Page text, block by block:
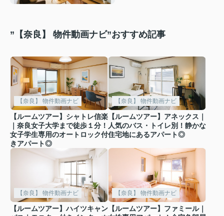
”【奈良】 物件動画ナビ”おすすめ記事
【奈良】 物件動画ナビ
【ルームツアー】シャトレ信楽
｜奈良女子大学まで徒歩１分！
女子学生専用のオートロック付
きアパート◎
【奈良】 物件動画ナビ
【ルームツアー】アネックス｜
人気のバス・トイレ別！静かな
住宅地にあるアパート◎
【奈良】 物件動画ナビ
【ルームツアー】ハイツキャン
【奈良】 物件動画ナビ
【ルームツアー】ファミール｜